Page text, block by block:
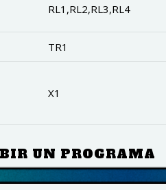
RL1,RL2,RL3,RL4
TR1
X1
UN PROGRAMA